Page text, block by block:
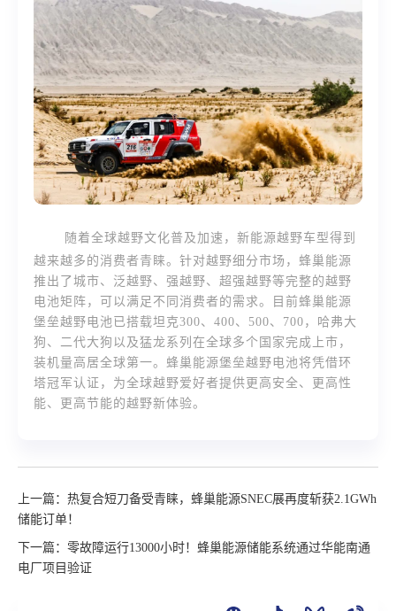
随着全球越野文化普及加速，新能源越野车型得到
越来越多的消费者青睐。针对越野细分市场，蜂巢能源
推出了城市、泛越野、强越野、超强越野等完整的越野
电池矩阵，可以满足不同消费者的需求。目前蜂巢能源
堡垒越野电池已搭载坦克300、400、500、700，哈弗大
狗、二代大狗以及猛龙系列在全球多个国家完成上市，
装机量高居全球第一。蜂巢能源堡垒越野电池将凭借环
塔冠军认证，为全球越野爱好者提供更高安全、更高性
能、更高节能的越野新体验。
上一篇：热复合短刀备受青睐，蜂巢能源SNEC展再度斩获2.1GWh
储能订单！
下一篇：零故障运行13000小时！蜂巢能源储能系统通过华能南通
电厂项目验证